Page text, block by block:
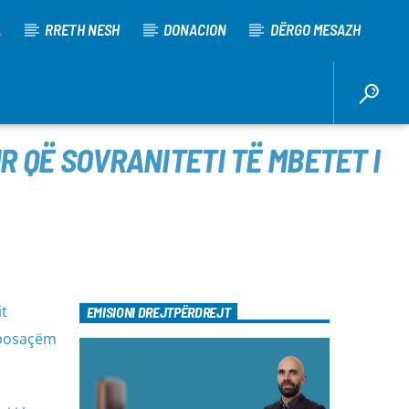
RRETH NESH DONACION DËRGO MESAZH
QË SOVRANITETI TË MBETET I
EMISIONI DREJTPËRDREJT